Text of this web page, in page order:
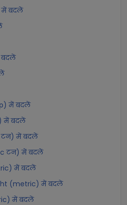
में बदलें
बदलें
में बदलें
में बदलें
टन) में बदलें
टन) में बदलें
में बदलें
(metric) में बदलें
में बदलें